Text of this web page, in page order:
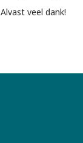
Alvast veel dank!